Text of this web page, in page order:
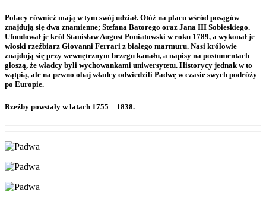
Polacy również mają w tym swój udział. Otóż na placu wśród posągów
znajdują się dwa znamienne; Stefana Batorego oraz Jana III Sobieskiego.
Ufundował je król Stanisław August Poniatowski w roku 1789, a wykonał je
włoski rzeźbiarz Giovanni Ferrari z białego marmuru. Nasi królowie
znajdują się przy wewnętrznym brzegu kanału, a napisy na postumentach
głoszą, że władcy byli wychowankami uniwersytetu. Historycy jednak w to
wątpią, ale na pewno obaj władcy odwiedzili Padwę w czasie swych podróży
po Europie.
Rzeźby powstały w latach 1755 – 1838.